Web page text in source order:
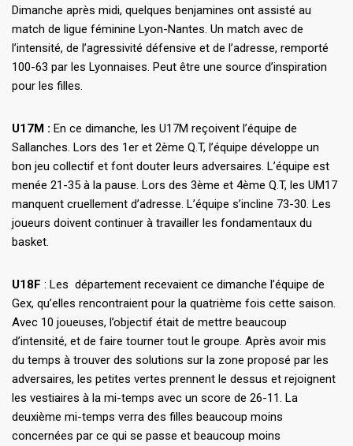
Dimanche après midi, quelques benjamines ont assisté au
match de ligue féminine Lyon-Nantes. Un match avec de
l’intensité, de l’agressivité défensive et de l’adresse, remporté
100-63 par les Lyonnaises. Peut être une source d’inspiration
pour les filles.
U17M : En ce dimanche, les U17M reçoivent l’équipe de
Sallanches. Lors des 1er et 2ème Q.T, l’équipe développe un
bon jeu collectif et font douter leurs adversaires. L’équipe est
menée 21-35 à la pause. Lors des 3ème et 4ème Q.T, les UM17
manquent cruellement d’adresse. L’équipe s’incline 73-30. Les
joueurs doivent continuer à travailler les fondamentaux du
basket.
U18F : Les département recevaient ce dimanche l’équipe de
Gex, qu’elles rencontraient pour la quatrième fois cette saison.
Avec 10 joueuses, l’objectif était de mettre beaucoup
d’intensité, et de faire tourner tout le groupe. Après avoir mis
du temps à trouver des solutions sur la zone proposé par les
adversaires, les petites vertes prennent le dessus et rejoignent
les vestiaires à la mi-temps avec un score de 26-11. La
deuxième mi-temps verra des filles beaucoup moins
concernées par ce qui se passe et beaucoup moins